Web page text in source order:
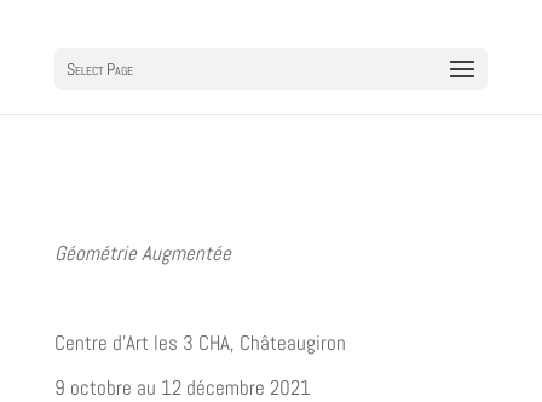
Select Page
Géométrie Augmentée
Centre d’Art les 3 CHA, Châteaugiron
9 octobre au 12 décembre 2021